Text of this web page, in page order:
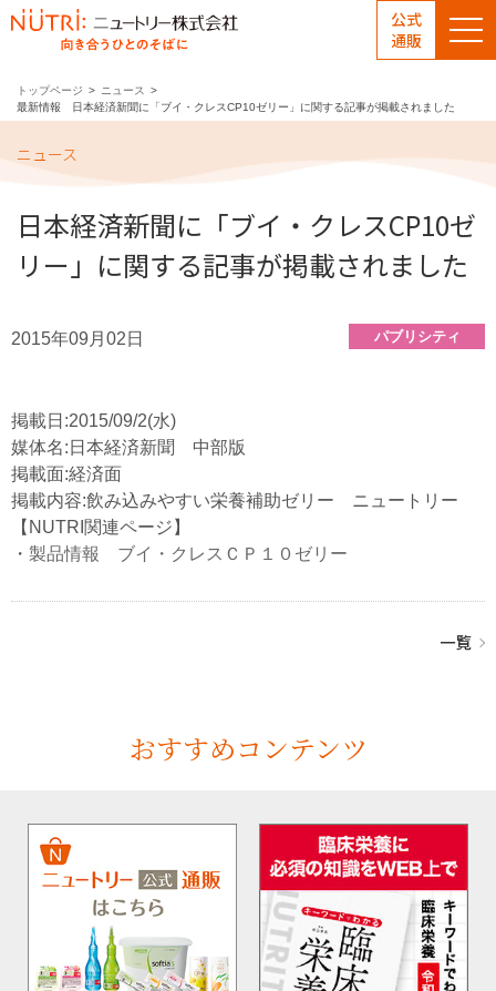
公式
通販
トップページ
ニュース
最新情報 日本経済新聞に「ブイ・クレスCP10ゼリー」に関する記事が掲載されました
ニュース
日本経済新聞に「ブイ・クレスCP10ゼ
リー」に関する記事が掲載されました
2015年09月02日 パブリシティ
掲載日:2015/09/2(水)
媒体名:日本経済新聞 中部版
掲載面:経済面
掲載内容:飲み込みやすい栄養補助ゼリー ニュートリー
【NUTRI関連ページ】
・ 製品情報 ブイ・クレスＣＰ１０ゼリー
おすすめコンテンツ